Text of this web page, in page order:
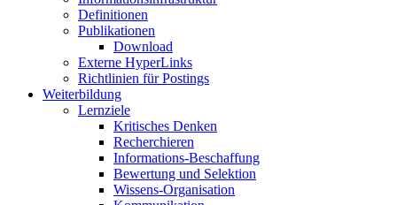
Definitionen
Publikationen
Download
Externe HyperLinks
Richtlinien für Postings
Weiterbildung
Lernziele
Kritisches Denken
Recherchieren
Informations-Beschaffung
Bewertung und Selektion
Wissens-Organisation